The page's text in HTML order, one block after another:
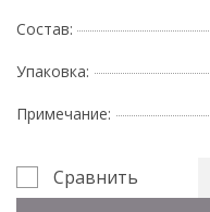
Состав:
Упаковка:
Примечание:
Сравнить